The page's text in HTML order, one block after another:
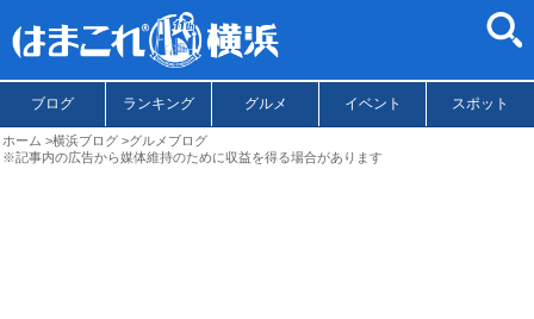
ブログ ランキング グルメ イベント スポット
ホーム 横浜ブログ
グルメブログ
※記事内の広告から媒体維持のために収益を得る場合があります